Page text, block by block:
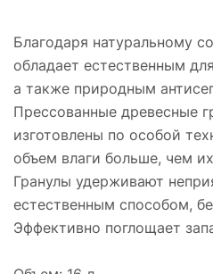
Благодаря натуральному
обладает естественным
а также природным
Прессованные древесные
изготовлены по особой
объем влаги больше, чем
Гранулы удерживают
естественным способом,
Эффективно поглощает